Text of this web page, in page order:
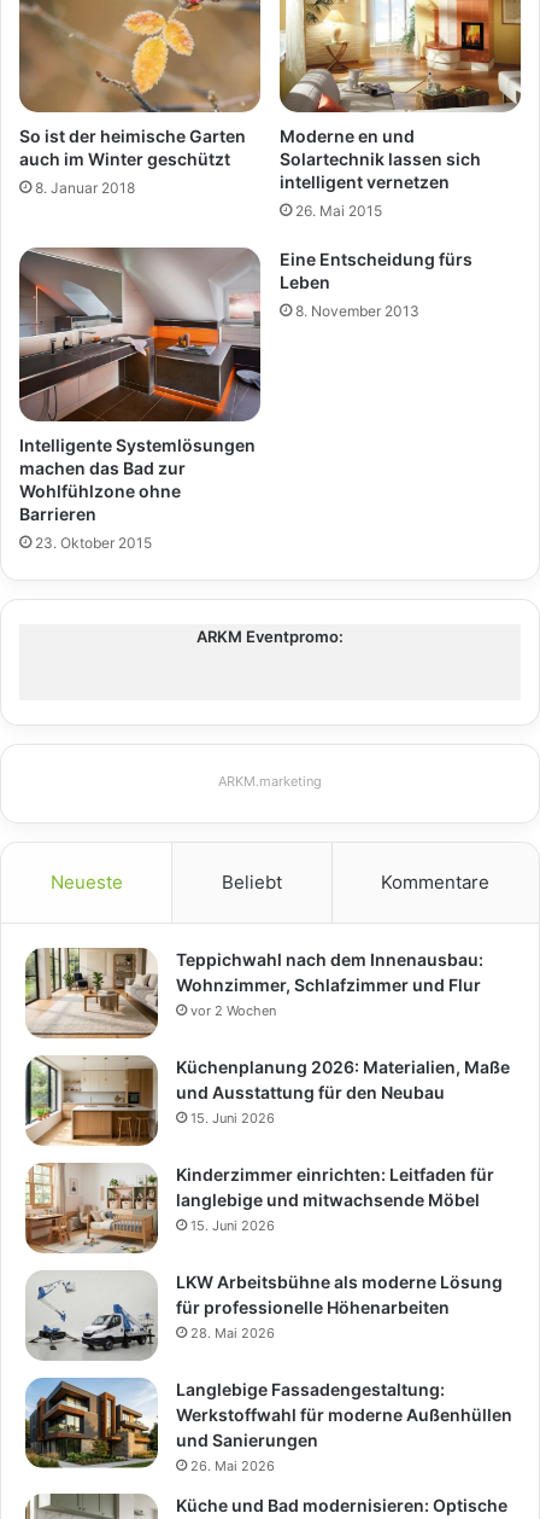
So ist der heimische Garten
auch im Winter geschützt
8. Januar 2018
Moderne en und
Solartechnik lassen sich
intelligent vernetzen
26. Mai 2015
Intelligente Systemlösungen
machen das Bad zur
Wohlfühlzone ohne
Barrieren
23. Oktober 2015
Eine Entscheidung fürs
Leben
8. November 2013
ARKM Eventpromo:
ARKM.marketing
Neueste Beliebt Kommentare
Teppichwahl nach dem Innenausbau:
Wohnzimmer, Schlafzimmer und Flur
vor 2 Wochen
Küchenplanung 2026: Materialien, Maße
und Ausstattung für den Neubau
15. Juni 2026
Kinderzimmer einrichten: Leitfaden für
langlebige und mitwachsende Möbel
15. Juni 2026
LKW Arbeitsbühne als moderne Lösung
für professionelle Höhenarbeiten
28. Mai 2026
Langlebige Fassadengestaltung:
Werkstoffwahl für moderne Außenhüllen
und Sanierungen
26. Mai 2026
Küche und Bad modernisieren: Optische